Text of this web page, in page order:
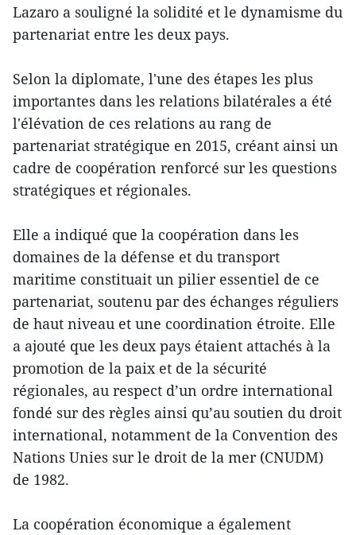
Lazaro a souligné la solidité et le dynamisme du
partenariat entre les deux pays.
Selon la diplomate, l'une des étapes les plus
importantes dans les relations bilatérales a été
l'élévation de ces relations au rang de
partenariat stratégique en 2015, créant ainsi un
cadre de coopération renforcé sur les questions
stratégiques et régionales.
Elle a indiqué que la coopération dans les
domaines de la défense et du transport
maritime constituait un pilier essentiel de ce
partenariat, soutenu par des échanges réguliers
de haut niveau et une coordination étroite. Elle
a ajouté que les deux pays étaient attachés à la
promotion de la paix et de la sécurité
régionales, au respect d’un ordre international
fondé sur des règles ainsi qu’au soutien du droit
international, notamment de la Convention des
Nations Unies sur le droit de la mer (CNUDM)
de 1982.
La coopération économique a également